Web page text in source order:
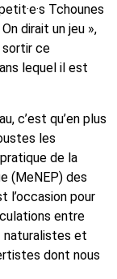
Tchounes
dirait un jeu »,
sortir ce
lequel il est
c’est qu’en plus
les
de la
(MeNEP) des
l’occasion pour
entre
naturalistes et
dont nous